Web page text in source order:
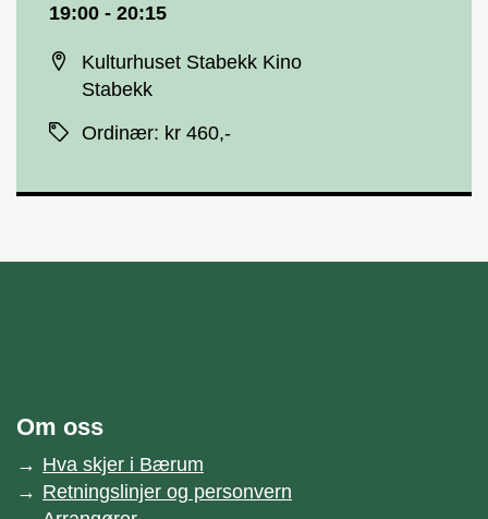
19:00 - 20:15
Kulturhuset Stabekk Kino
Stabekk
Ordinær: kr 460,-
Om oss
Hva skjer i Bærum
Retningslinjer og personvern